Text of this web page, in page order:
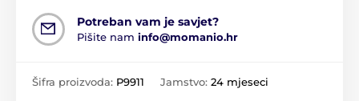
Potreban vam je savjet?
Pišite nam info@momanio.hr
Šifra proizvoda: P9911 Jamstvo: 24 mjeseci